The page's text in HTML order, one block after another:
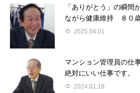
「ありがとう」の瞬間
ながら健康維持 ８０歳
2025.04.01
マンション管理員の仕
絶対にいい仕事です。
2024.01.18